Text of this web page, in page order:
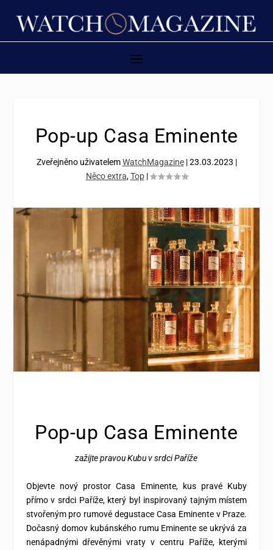
Pop-up Casa Eminente
Zveřejněno uživatelemWatchMagazine|23.03.2023 |
Něco extra,Top|
Pop-up Casa Eminente
zažijte pravou Kubu v srdci Paříže
Objevte nový prostor Casa Eminente, kus pravé Kuby
přímo v srdci Paříže, který byl inspirovaný tajným místem
stvořeným pro rumové degustace Casa Eminente v Praze.
Dočasný domov kubánského rumu Eminente se ukrývá za
nenápadnými dřevěnými vraty v centru Paříže, kterými